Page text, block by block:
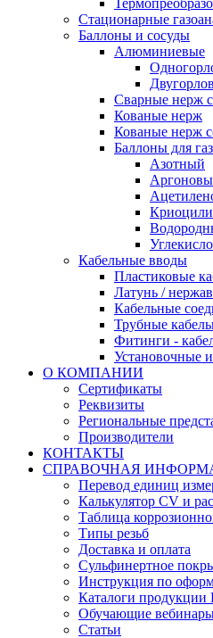
Стационарные
Баллоны и сосуды
Алюминиевые
Сварные нерж
Кованые нерж
Кованые нерж
Баллоны для
Азотный
Кабельные вводы
Пластиковые
Латунь /
Кабельные
Трубные
Фитинги -
Установочные
О КОМПАНИИ
Сертификаты
Реквизиты
Региональные
Производители
КОНТАКТЫ
СПРАВОЧНАЯ
Перевод единиц
Калькулятор CV и
Таблица
Типы резьб
Доставка и оплата
Сульфинертное
Инструкция по
Каталоги продукции
Обучающие
Статьи